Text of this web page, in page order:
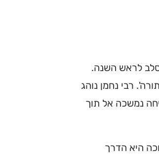
לראש השנה.
רבי נחמן נוהג
נמשכה אל תוך
היא הדרך